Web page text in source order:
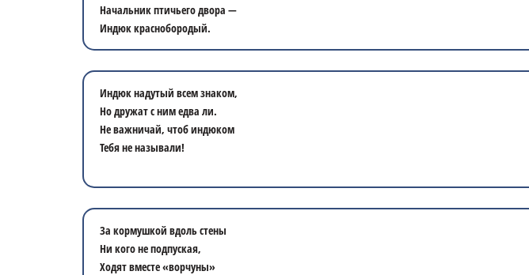
Начальник птичьего двора —
Индюк краснобородый.
Индюк надутый всем знаком,
Но дружат с ним едва ли.
Не важничай, чтоб индюком
Тебя не называли!
За кормушкой вдоль стены
Ни кого не подпуская,
Ходят вместе «ворчуны»